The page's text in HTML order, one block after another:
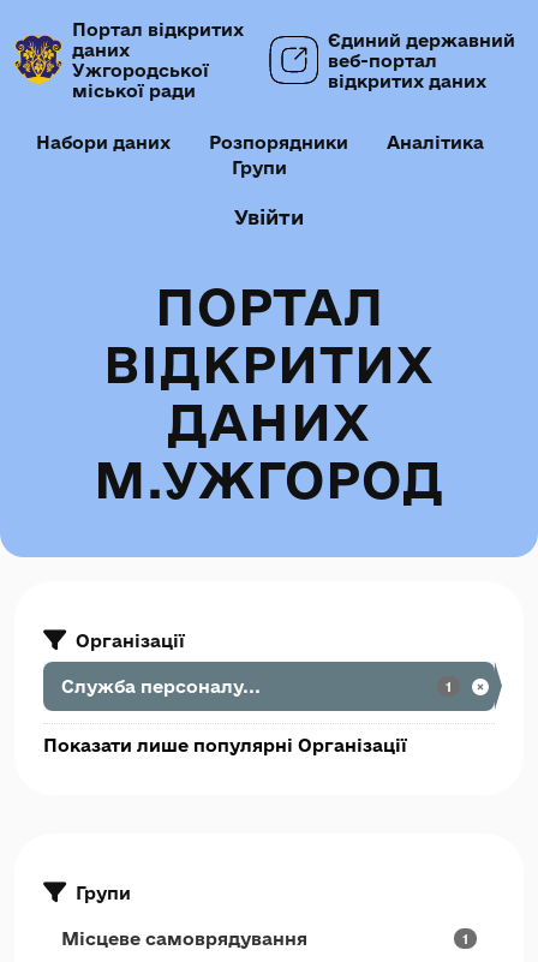
Портал відкритих
даних
Ужгородської
міської ради
Єдиний державний
веб-портал
відкритих даних
Набори даних Розпорядники
Аналітика
Групи
Увійти
ПОРТАЛ
ВІДКРИТИХ
ДАНИХ
М.УЖГОРОД
Організації
Служба персоналу... 1
Показати лише популярні Організації
Групи
Місцеве самоврядування 1